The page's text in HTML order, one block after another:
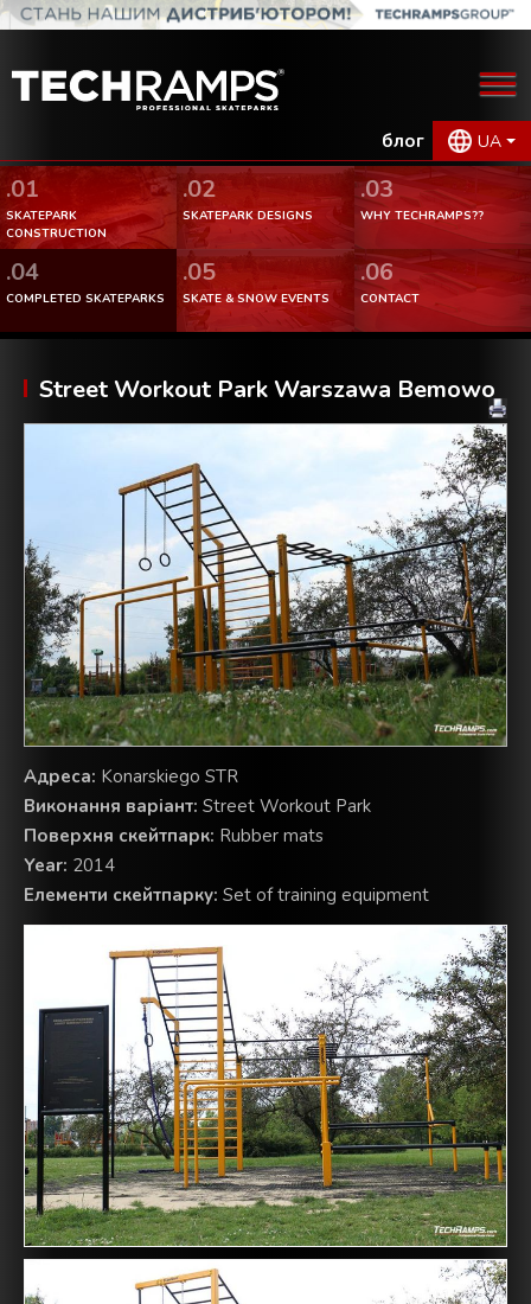
блог UA
.01
SKATEPARK
CONSTRUCTION
.02
SKATEPARK DESIGNS
.03
WHY TECHRAMPS??
.04
COMPLETED SKATEPARKS
.05
SKATE & SNOW EVENTS
.06
CONTACT
Street Workout Park Warszawa Bemowo
Aдреса: Konarskiego STR
Виконання варіант: Street Workout Park
Поверхня скейтпарк: Rubber mats
Year: 2014
Елементи скейтпарку: Set of training equipment